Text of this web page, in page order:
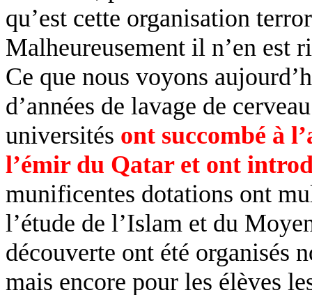
qu’est cette organisation
Malheureusement il n’en est
Ce que nous voyons
d’années de lavage de
universités ont succombé à
l’émir du Qatar et ont
munificentes dotations ont
l’étude de l’Islam et du
découverte ont été organisés
mais encore pour les élèves